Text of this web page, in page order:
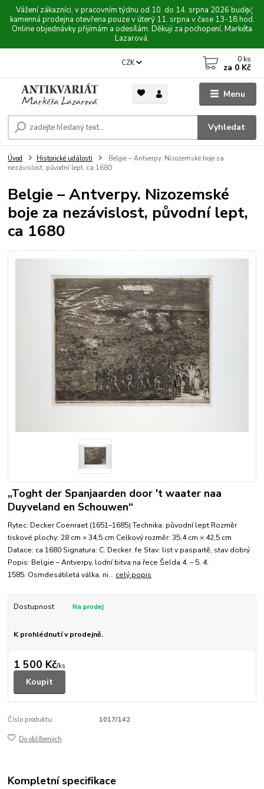
Vážení zákazníci, v pracovním týdnu od 10. do 14. srpna 2026 bude
kamenná prodejna otevřena pouze v úterý 11. srpna v čase 13-18 hod.
Online objednávky přijímám a odesílám. Děkuji za pochopení, Markéta
Lazarová.
Menu
CZK
Vyhledat
0 ks
za 0 Kč
Úvod Historické události
Belgie – Antverpy. Nizozemské boje za
nezávislost, původní lept, ca 1680
Belgie – Antverpy. Nizozemské
boje za nezávislost, původní lept,
ca 1680
„Toght der Spanjaarden door 't waater naa
Duyveland en Schouwen“
Rytec: Decker Coenraet (1651–1685) Technika: původní lept Rozměr
tiskové plochy: 28 cm × 34,5 cm Celkový rozměr: 35,4 cm × 42,5 cm
Datace: ca 1680 Signatura: C. Decker. fe Stav: list v paspartě, stav dobrý
Popis: Belgie – Antverpy, lodní bitva na řece Šelda 4. – 5. 4.
1585. Osmdesátiletá válka, ni... celý popis
Dostupnost
K prohlédnutí v prodejně.
1 500 Kč/ks
Koupit
Číslo produktu: 1017/142
Do oblíbených
Kompletní specifikace